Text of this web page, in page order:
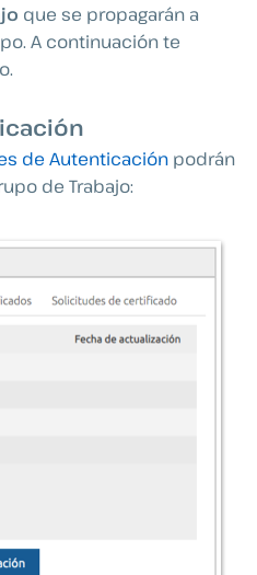
que se propagarán a
A continuación te
de Autenticación podrán
de Trabajo: